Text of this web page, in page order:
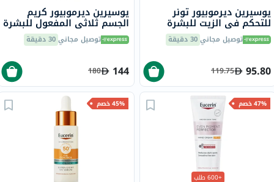
يوسيرين ديرموبيور تونر
للتحكم في الزيت للبشرة
المعرضة للعيوب 200 مل
توصيل مجاني30 دقيقة
95.80
119.75
يوسيرين ديرموبيور كريم
الجسم ثلاثي المفعول للبشرة
المعرضة للبقع 200 مل
توصيل مجاني30 دقيقة
144
180
47% خصم
+600 طلب
45% خصم